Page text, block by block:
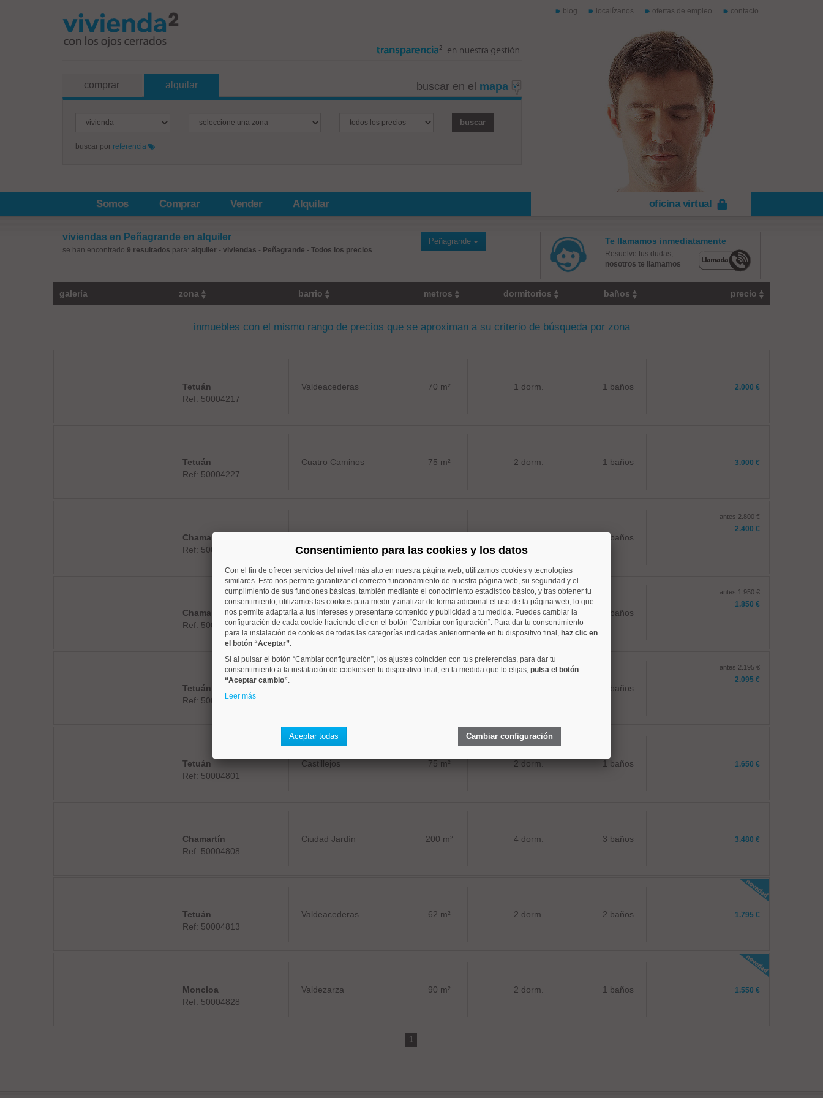
blog localízanos ofertas de empleo contacto
buscar en el mapa
comprar alquilar
buscar por referencia
Somos Comprar Vender Alquilar oficina virtual
viviendas en Peñagrande en alquiler
se han encontrado 9 resultados para: alquiler - viviendas - Peñagrande - Todos los precios
Peñagrande Te llamamos inmediatamente
Resuelve tus dudas,
nosotros te llamamos
galería zona barrio metros dormitorios baños precio
inmuebles con el mismo rango de precios que se aproximan a su criterio de búsqueda por zona
Tetuán
Ref: 50004217
Valdeacederas 70 m² 1 dorm. 1 baños 2.000 €
Tetuán
Ref: 50004227
Cuatro Caminos 75 m² 2 dorm. 1 baños 3.000 €
Chamartín
Ref: 50004558
2 baños
antes 2.800 €
2.400 €
Chamartín
Ref: 50004678
Hispanoamerica 90 m² 2 dorm. 2 baños
antes 1.950 €
1.850 €
Tetuán
Ref: 50004781
2 baños
antes 2.195 €
2.095 €
Tetuán
Ref: 50004801
Castillejos 75 m² 2 dorm. 1 baños 1.650 €
Chamartín
Ref: 50004808
Ciudad Jardín 200 m² 4 dorm. 3 baños 3.480 €
Tetuán
Ref: 50004813
Valdeacederas 62 m² 2 dorm. 2 baños 1.795 €
Moncloa
Ref: 50004828
Valdezarza 90 m² 2 dorm. 1 baños 1.550 €
1
Consentimiento para las cookies y los datos
Con el fin de ofrecer servicios del nivel más alto en nuestra página web, utilizamos cookies y tecnologías
similares. Esto nos permite garantizar el correcto funcionamiento de nuestra página web, su seguridad y el
cumplimiento de sus funciones básicas, también mediante el conocimiento estadístico básico, y tras obtener tu
consentimiento, utilizamos las cookies para medir y analizar de forma adicional el uso de la página web, lo que
nos permite adaptarla a tus intereses y presentarte contenido y publicidad a tu medida. Puedes cambiar la
configuración de cada cookie haciendo clic en el botón “Cambiar configuración”. Para dar tu consentimiento
para la instalación de cookies de todas las categorías indicadas anteriormente en tu dispositivo final, haz clic en
el botón “Aceptar”.
Si al pulsar el botón “Cambiar configuración”, los ajustes coinciden con tus preferencias, para dar tu
consentimiento a la instalación de cookies en tu dispositivo final, en la medida que lo elijas, pulsa el botón
“Aceptar cambio”.
Leer más
Aceptar todas Cambiar configuración